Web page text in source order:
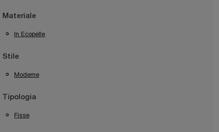
Materiale
In Ecopelle
Stile
Moderne
Tipologia
Fisse